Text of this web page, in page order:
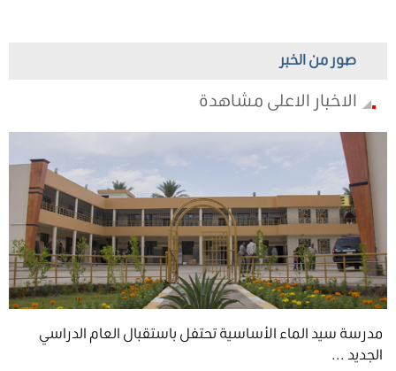
صور من الخبر
الاخبار الاعلى مشاهدة
مدرسة سيد الماء الأساسية تحتفل باستقبال العام الدراسي
الجديد ...